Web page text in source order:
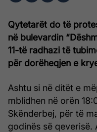
Qytetarët do të
në bulevardin
11-të radhazi të
për dorëheqjen e
Ashtu si në ditët e
mblidhen në orën
Skënderbej, për të
godinës së qeverisë.